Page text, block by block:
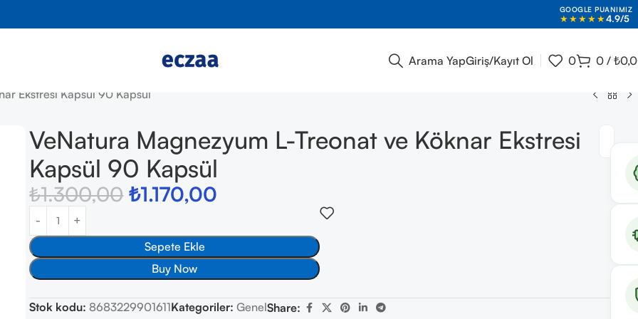
GOOGLE PUANIMIZ
★★★★★4.9/5
Arama YapGiriş/Kayıt Ol 0 0 / ₺
Ekstresi Kapsül 90 Kapsül
VeNatura Magnezyum L-Treonat ve Köknar Ekstresi
Kapsül 90 Kapsül
₺1.300,00 ₺1.170,00
Sepete Ekle
Buy Now
Stok kodu:8683229901611Kategoriler: GenelShare: